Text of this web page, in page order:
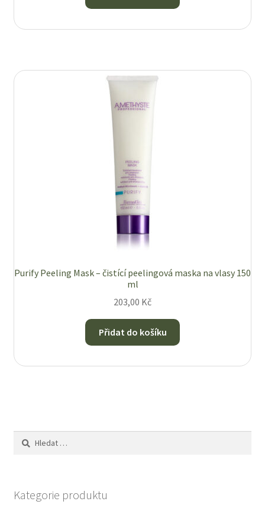
Purify Peeling Mask – čistící peelingová maska na vlasy 150
ml
203,00 Kč
Přidat do košíku
Vyhledávání
Kategorie produktu